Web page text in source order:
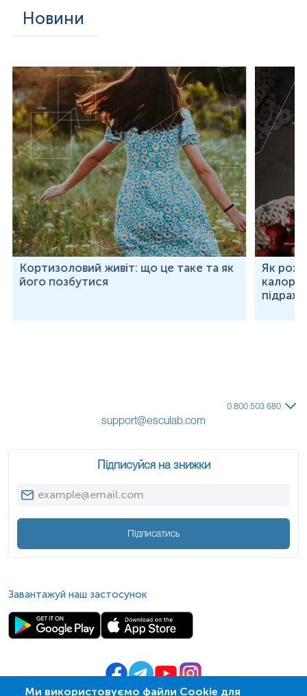
Новини
Кортизоловий живіт: що це таке та як
його позбутися
Як
Ми використовуємо файли Cookie для
0 800 503 680
support@esculab.com
Підписуйся на знижки
Підписатись
Завантажуй наш застосунок